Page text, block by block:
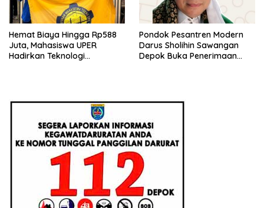
Hemat Biaya Hingga Rp588
Juta, Mahasiswa UPER
Hadirkan Teknologi
Pondok Pesantren Modern
Darus Sholihin Sawangan
Depok Buka Penerimaan